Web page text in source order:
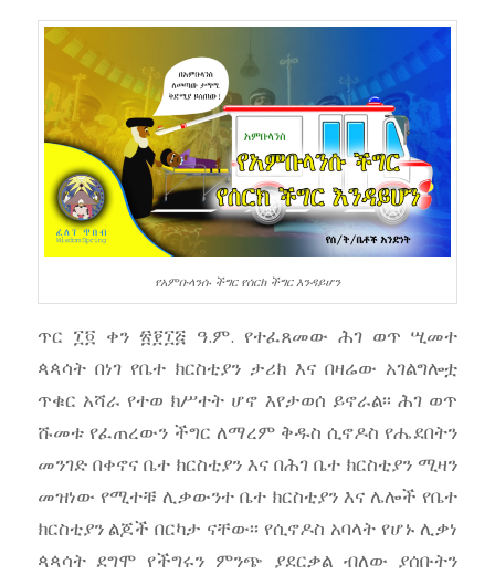
የአምቡላንሱ ችግር የሰርክ ችግር እንዳይሆን
ጥር ፲፬ ቀን ፳፻፲፭ ዓ.ም. የተፈጸመው ሕገ ወጥ ሢመተ
ጳጳሳት በነገ የቤተ ክርስቲያን ታሪክ እና በዛሬው አገልግሎቷ
ጥቁር አሻራ የተወ ክሥተት ሆኖ እየታወሰ ይኖራል፡፡ ሕገ ወጥ
ሹመቱ የፈጠረውን ችግር ለማረም ቅዱስ ሲኖዶስ የሔደበትን
መንገድ በቀኖና ቤተ ክርስቲያን እና በሕገ ቤተ ክርስቲያን ሚዛን
መዝነው የሚተቹ ሊቃውንተ ቤተ ክርስቲያን እና ሌሎች የቤተ
ክርስቲያን ልጆች በርካታ ናቸው፡፡ የሲኖዶስ አባላት የሆኑ ሊቃነ
ጳጳሳት ደግሞ የችግሩን ምንጭ ያደርቃል ብለው ያሰቡትን